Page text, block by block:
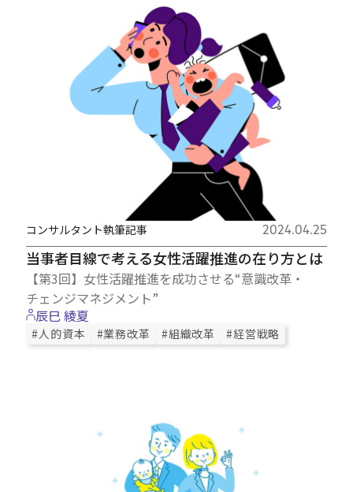
当事者目線で考える女性活躍推進の在り方とは
【第3回】女性活躍推進を成功させる“意識改革・
チェンジマネジメント”
コンサルタント執筆記事 2024.04.25
辰巳 綾夏
#人的資本 #業務改革 #組織改革 #経営戦略